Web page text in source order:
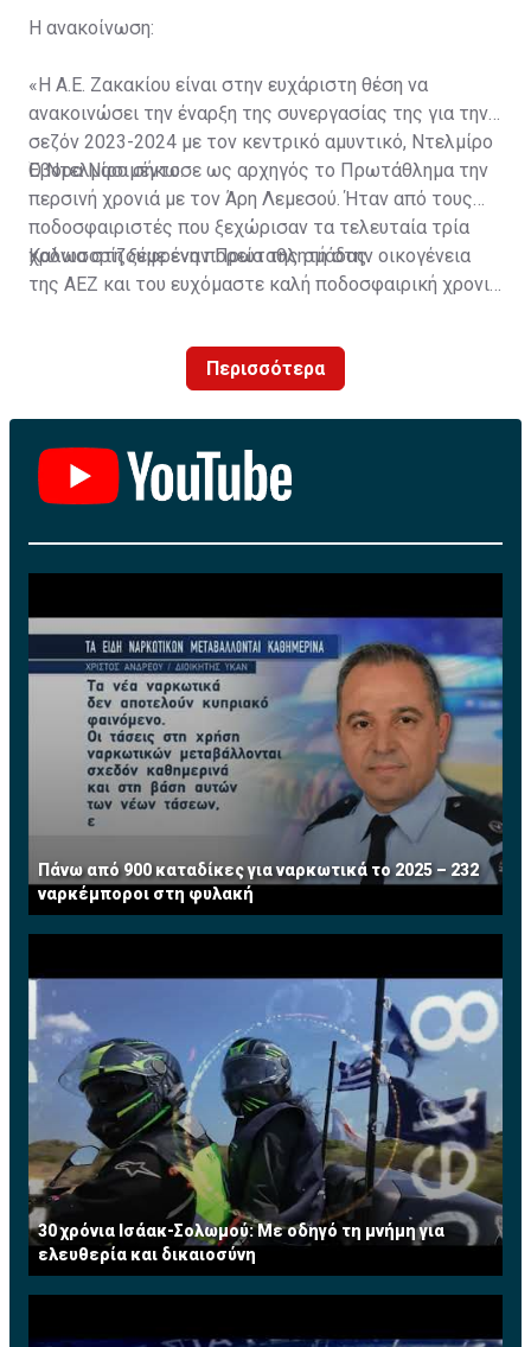
Η ανακοίνωση:
«Η Α.Ε. Ζακακίου είναι στην ευχάριστη θέση να
ανακοινώσει την έναρξη της συνεργασίας της για την
σεζόν 2023-2024 με τον κεντρικό αμυντικό, Ντελμίρο
Έβορα Νασιμέντο.
Ο Ντελμίρο σήκωσε ως αρχηγός το Πρωτάθλημα την
περσινή χρονιά με τον Άρη Λεμεσού. Ήταν από τους
ποδοσφαιριστές που ξεχώρισαν τα τελευταία τρία
χρόνια στη ξέφρενη πορεία της ομάδας.
Καλωσορίζουμε έναν Πρωταθλητή στην οικογένεια
της ΑΕΖ και του ευχόμαστε καλή ποδοσφαιρική χρονιά
Περισσότερα
Πάνω από 900 καταδίκες για ναρκωτικά το 2025 – 232
ναρκέμποροι στη φυλακή
30 χρόνια Ισάακ-Σολωμού: Με οδηγό τη μνήμη για
ελευθερία και δικαιοσύνη